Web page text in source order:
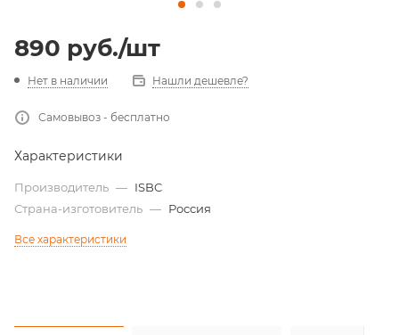
890 руб./шт
Нет в наличии Нашли дешевле?
Самовывоз - бесплатно
Характеристики
Производитель — ISBC
Страна-изготовитель — Россия
Все характеристики